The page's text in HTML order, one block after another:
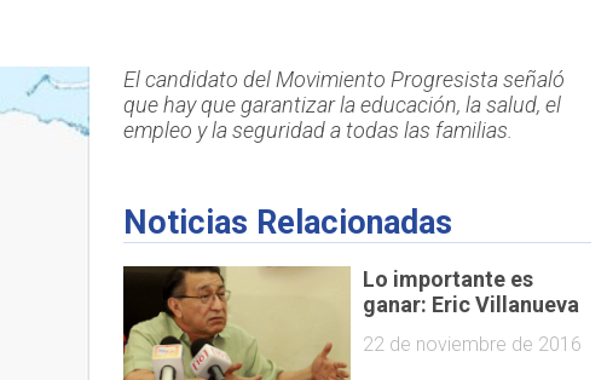
El candidato del Movimiento Progresista señaló
que hay que garantizar la educación, la salud, el
empleo y la seguridad a todas las familias.
Noticias Relacionadas
Lo importante es
ganar: Eric Villanueva
22 de noviembre de 2016